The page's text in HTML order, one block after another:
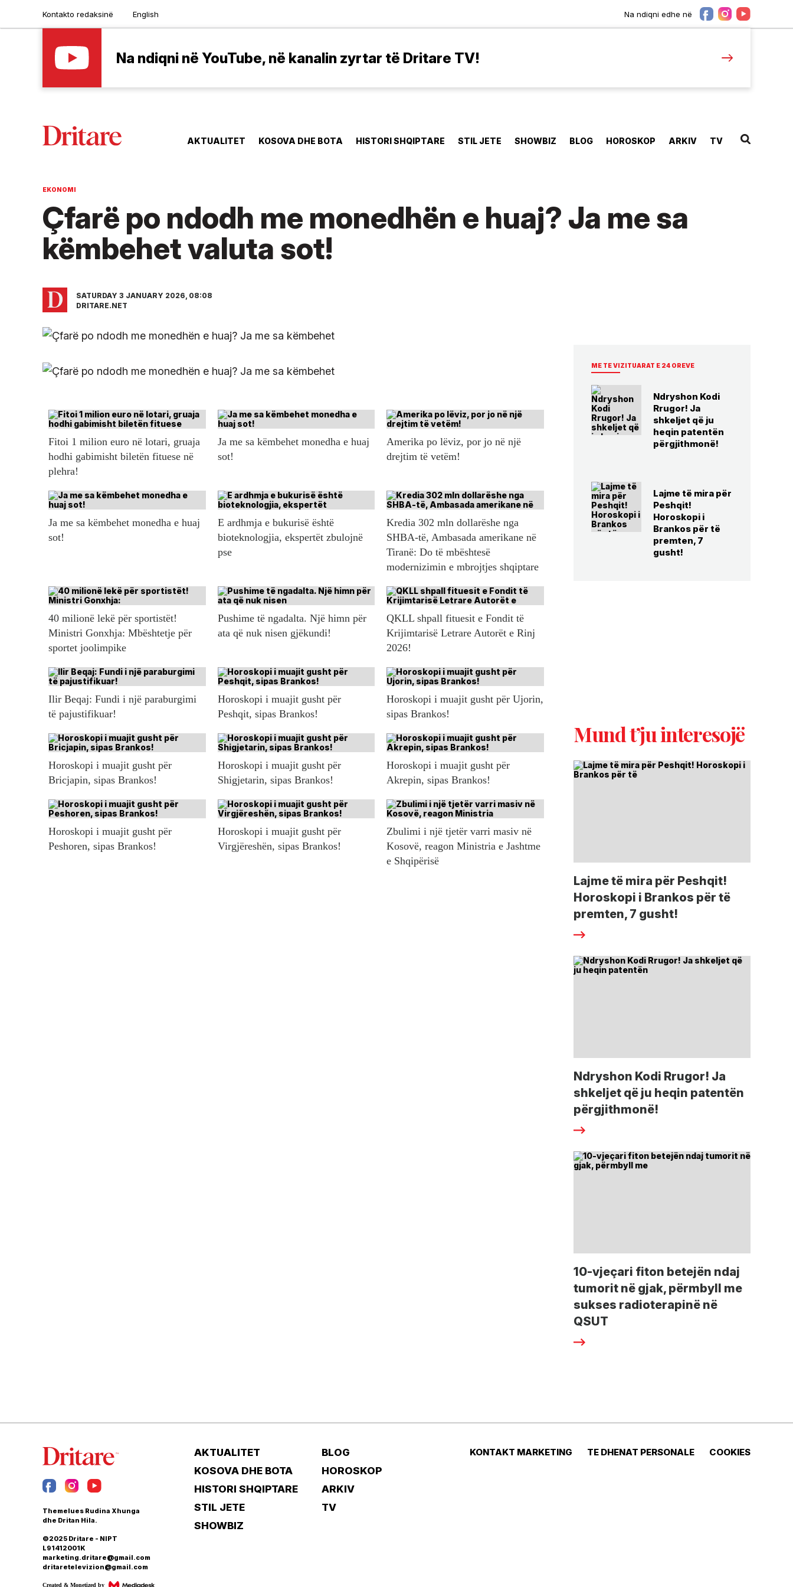
Kontakto redaksinë English Na ndiqni edhe në
Na ndiqni në YouTube, në kanalin zyrtar të Dritare TV!
AKTUALITET KOSOVA DHE BOTA HISTORI SHQIPTARE STIL JETE SHOWBIZ BLOG HOROSKOP ARKIV TV
EKONOMI
Çfarë po ndodh me monedhën e huaj? Ja me sa
këmbehet valuta sot!
SATURDAY 3 JANUARY 2026, 08:08
DRITARE.NET
Fitoi 1 milion euro në lotari, gruaja
hodhi gabimisht biletën fituese në
plehra!
Ja me sa këmbehet monedha e huaj
sot!
Amerika po lëviz, por jo në një
drejtim të vetëm!
Ja me sa këmbehet monedha e huaj
sot!
E ardhmja e bukurisë është
bioteknologjia, ekspertët zbulojnë
pse
Kredia 302 mln dollarëshe nga
SHBA-të, Ambasada amerikane në
Tiranë: Do të mbështesë
modernizimin e mbrojtjes shqiptare
40 milionë lekë për sportistët!
Ministri Gonxhja: Mbështetje për
sportet joolimpike
Pushime të ngadalta. Një himn për
ata që nuk nisen gjëkundi!
QKLL shpall fituesit e Fondit të
Krijimtarisë Letrare Autorët e Rinj
2026!
Ilir Beqaj: Fundi i një paraburgimi
të pajustifikuar!
Horoskopi i muajit gusht për
Peshqit, sipas Brankos!
Horoskopi i muajit gusht për Ujorin,
sipas Brankos!
Horoskopi i muajit gusht për
Bricjapin, sipas Brankos!
Horoskopi i muajit gusht për
Shigjetarin, sipas Brankos!
Horoskopi i muajit gusht për
Akrepin, sipas Brankos!
Horoskopi i muajit gusht për
Peshoren, sipas Brankos!
Horoskopi i muajit gusht për
Virgjëreshën, sipas Brankos!
Zbulimi i një tjetër varri masiv në
Kosovë, reagon Ministria e Jashtme
e Shqipërisë
ME TE VIZITUARAT E 24 OREVE
Ndryshon Kodi
Rrugor! Ja
shkeljet që ju
heqin patentën
përgjithmonë!
Lajme të mira për
Peshqit!
Horoskopi i
Brankos për të
premten, 7
gusht!
Mund t’ju interesojë
Lajme të mira për Peshqit!
Horoskopi i Brankos për të
premten, 7 gusht!
Ndryshon Kodi Rrugor! Ja
shkeljet që ju heqin patentën
përgjithmonë!
10-vjeçari fiton betejën ndaj
tumorit në gjak, përmbyll me
sukses radioterapinë në
QSUT
Themelues Rudina Xhunga
dhe Dritan Hila.
©2025 Dritare - NIPT
L91412001K
marketing.dritare@gmail.com
dritaretelevizion@gmail.com
Created & Monetized by
AKTUALITET
KOSOVA DHE BOTA
HISTORI SHQIPTARE
STIL JETE
SHOWBIZ
BLOG
HOROSKOP
ARKIV
TV
KONTAKT MARKETING TE DHENAT PERSONALE COOKIES